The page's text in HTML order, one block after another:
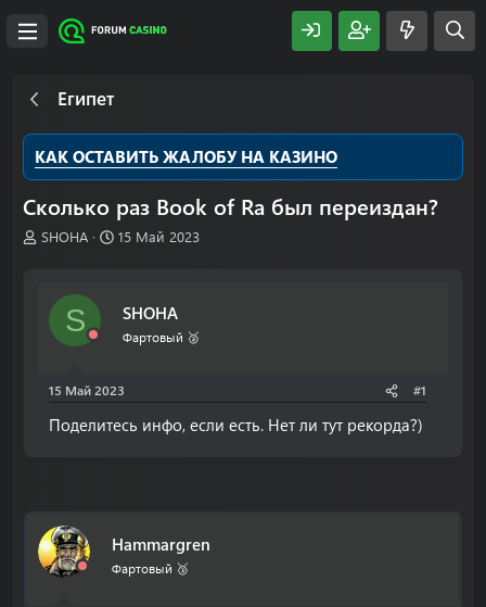
Египет
КАК ОСТАВИТЬ ЖАЛОБУ НА КАЗИНО
Сколько раз Book of Ra был переиздан?
А
ы
SHOHA
Д
н
а
л
15 Май 2023
S SHOHA
Фартовый 🥈
15 Май 2023 #1
Поделитесь инфо, если есть. Нет ли тут рекорда?)
Hammargren
Фартовый 🥉